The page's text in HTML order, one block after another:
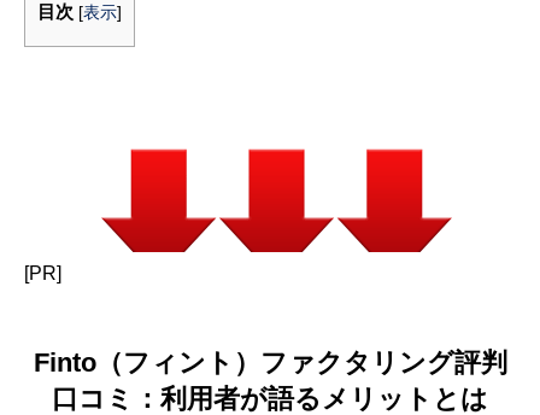
目次 [表示]
[PR]
Finto（フィント）ファクタリング評判
口コミ：利用者が語るメリットとは